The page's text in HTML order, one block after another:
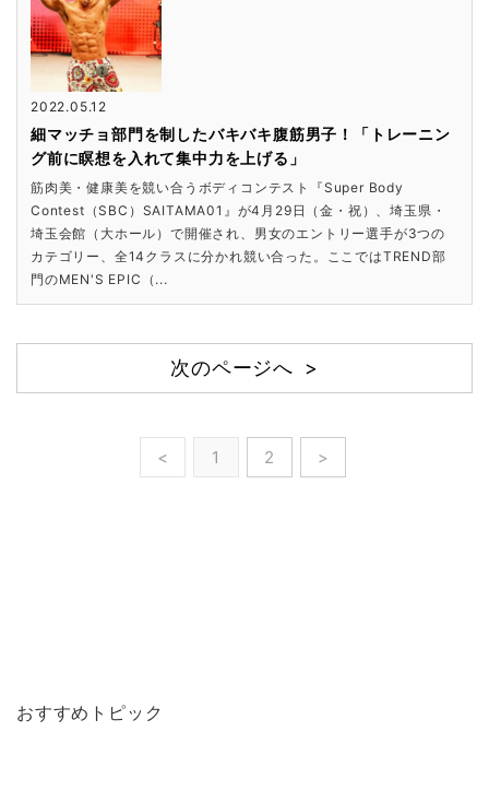
2022.05.12
細マッチョ部門を制したバキバキ腹筋男子！「トレーニン
グ前に瞑想を入れて集中力を上げる」
筋肉美・健康美を競い合うボディコンテスト『Super Body
Contest（SBC）SAITAMA01』が4月29日（金・祝）、埼玉県・
埼玉会館（大ホール）で開催され、男女のエントリー選手が3つの
カテゴリー、全14クラスに分かれ競い合った。ここではTREND部
門のMEN'S EPIC（...
次のページへ >
< 1 2 >
おすすめトピック